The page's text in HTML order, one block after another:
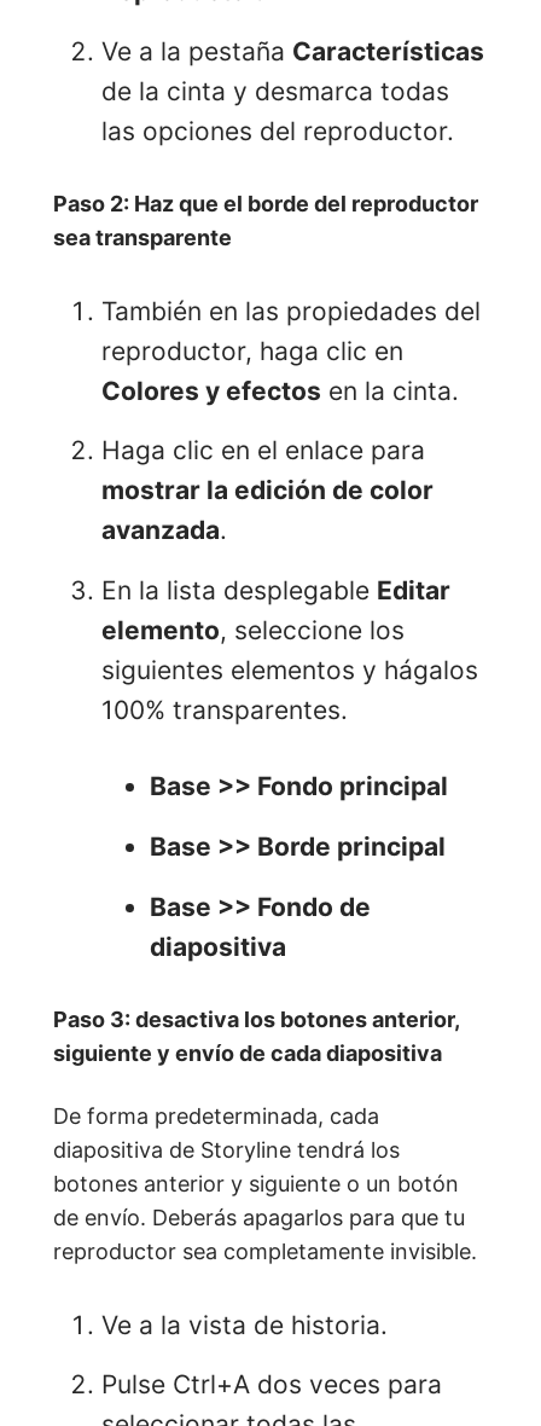
Ve a la pestaña Características
de la cinta y desmarca todas
las opciones del reproductor.
Paso 2: Haz que el borde del reproductor
sea transparente
También en las propiedades del
reproductor, haga clic en
Colores y efectos en la cinta.
Haga clic en el enlace para
mostrar la edición de color
avanzada.
En la lista desplegable Editar
elemento, seleccione los
siguientes elementos y hágalos
100% transparentes.
Base >> Fondo principal
Base >> Borde principal
Base >> Fondo de
diapositiva
Paso 3: desactiva los botones anterior,
siguiente y envío de cada diapositiva
De forma predeterminada, cada
diapositiva de Storyline tendrá los
botones anterior y siguiente o un botón
de envío. Deberás apagarlos para que tu
reproductor sea completamente invisible.
Ve a la vista de historia.
Pulse Ctrl+A dos veces para